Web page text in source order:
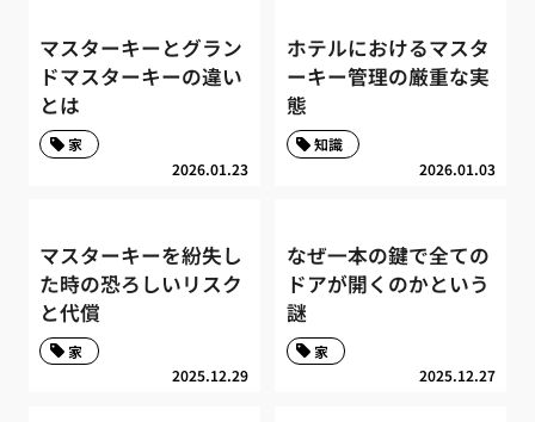
マスターキーとグラン
ドマスターキーの違い
とは
2026.01.23
家
ホテルにおけるマスタ
ーキー管理の厳重な実
態
2026.01.03
知識
マスターキーを紛失し
た時の恐ろしいリスク
と代償
2025.12.29
家
なぜ一本の鍵で全ての
ドアが開くのかという
謎
2025.12.27
家